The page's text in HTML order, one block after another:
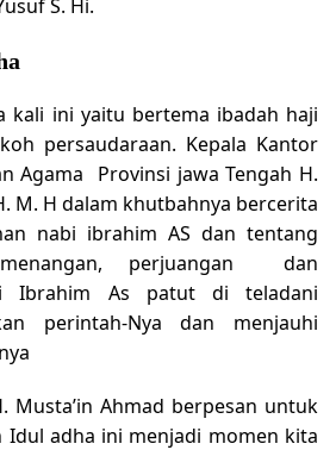
S. Hi.
kali ini yaitu bertema ibadah haji
persaudaraan. Kepala Kantor
Agama Provinsi jawa Tengah H.
M. H dalam khutbahnya bercerita
nabi ibrahim AS dan tentang
perjuangan dan
Ibrahim As patut di teladani
perintah-Nya dan menjauhi
Musta’in Ahmad berpesan untuk
Idul adha ini menjadi momen kita